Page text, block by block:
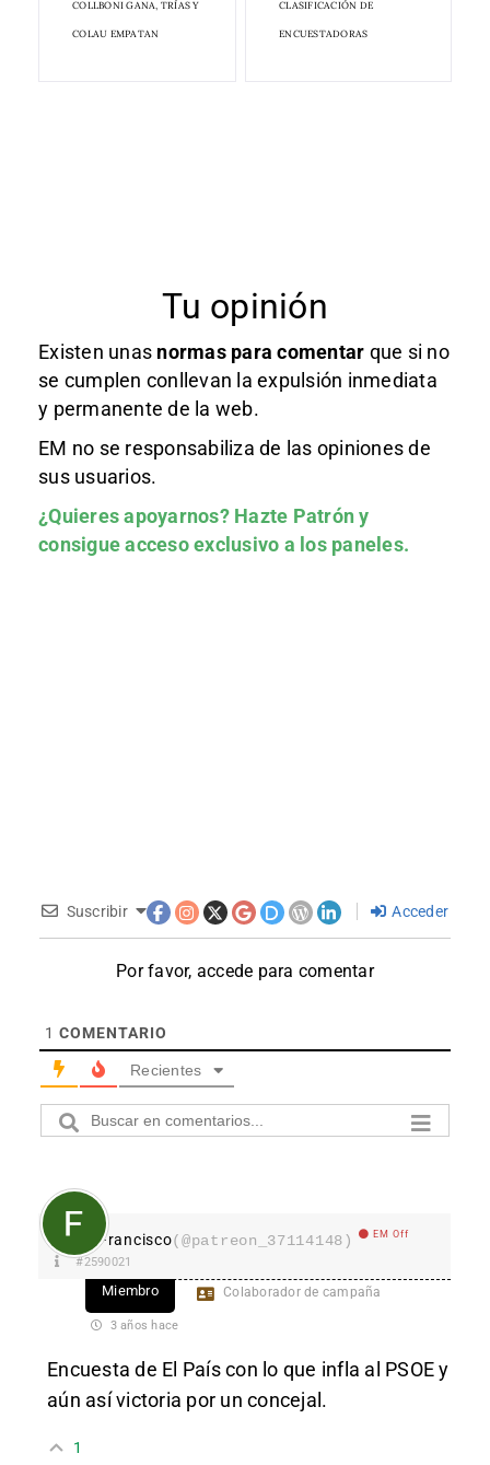
COLLBONI GANA, TRÍAS Y
COLAU EMPATAN
CLASIFICACIÓN DE
ENCUESTADORAS
Tu opinión
Existen unas normas para comentar que si no
se cumplen conllevan la expulsión inmediata
y permanente de la web.
EM no se responsabiliza de las opiniones de
sus usuarios.
¿Quieres apoyarnos? Hazte Patróny
consigue acceso exclusivo a los paneles.
Suscribir Acceder
Por favor, accede para comentar
1 COMENTARIO
Recientes
Francisco(@patreon_37114148) EM Off
#2590021
Miembro Colaborador de campaña
3 años hace
Encuesta de El País con lo que infla al PSOE y
aún así victoria por un concejal.
1